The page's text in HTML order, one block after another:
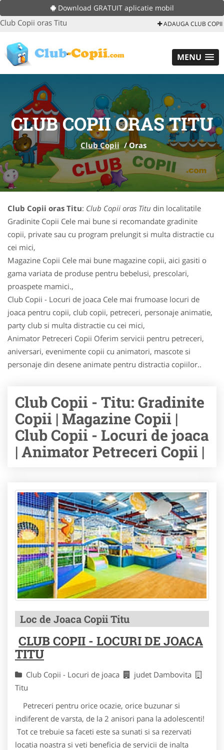
Download GRATUIT aplicatie mobil
Club Copii oras Titu ADAUGA CLUB COPII
MENU
CLUB COPII ORAS TITU
Club Copii /Oras
Club Copii oras Titu: Club Copii oras Titu din localitatile
Gradinite Copii Cele mai bune si recomandate gradinite
copii, private sau cu program prelungit si multa distractie cu
cei mici,
Magazine Copii Cele mai bune magazine copii, aici gasiti o
gama variata de produse pentru bebelusi, prescolari,
proaspete mamici.,
Club Copii - Locuri de joaca Cele mai frumoase locuri de
joaca pentru copii, club copii, petreceri, personaje animatie,
party club si multa distractie cu cei mici,
Animator Petreceri Copii Oferim servicii pentru petreceri,
aniversari, evenimente copii cu animatori, mascote si
personaje din desene animate pentru distractia copiilor..
Club Copii - Titu: Gradinite
Copii | Magazine Copii |
Club Copii - Locuri de joaca
| Animator Petreceri Copii |
Loc de Joaca Copii Titu
CLUB COPII - LOCURI DE JOACA
TITU
Club Copii - Locuri de joaca
judet Dambovita
Titu
Petreceri pentru orice ocazie, orice buzunar si
indiferent de varsta, de la 2 anisori pana la adolescenti!
Tot ce trebuie sa faceti este sa sunati si sa rezervati
locatia noastra si veti beneficia de servicii de inalta